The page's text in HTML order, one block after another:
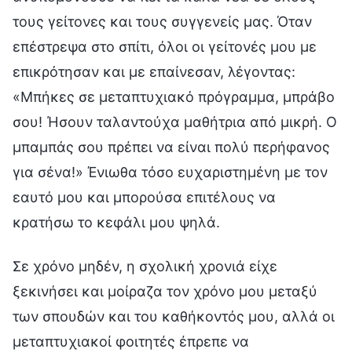
τους γείτονες και τους συγγενείς μας. Όταν
επέστρεψα στο σπίτι, όλοι οι γείτονές μου με
επικρότησαν και με επαίνεσαν, λέγοντας:
«Μπήκες σε μεταπτυχιακό πρόγραμμα, μπράβο
σου! Ήσουν ταλαντούχα μαθήτρια από μικρή. Ο
μπαμπάς σου πρέπει να είναι πολύ περήφανος
για σένα!» Ένιωθα τόσο ευχαριστημένη με τον
εαυτό μου και μπορούσα επιτέλους να
κρατήσω το κεφάλι μου ψηλά.
Σε χρόνο μηδέν, η σχολική χρονιά είχε
ξεκινήσει και μοίραζα τον χρόνο μου μεταξύ
των σπουδών και του καθήκοντός μου, αλλά οι
μεταπτυχιακοί φοιτητές έπρεπε να